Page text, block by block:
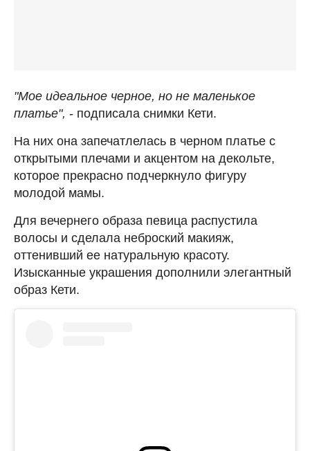
"Мое идеальное черное, но не маленькое
платье", - подписала снимки Кети.
На них она запечатлелась в черном платье с
открытыми плечами и акцентом на декольте,
которое прекрасно подчеркнуло фигуру
молодой мамы.
Для вечернего образа певица распустила
волосы и сделала неброский макияж,
оттенивший ее натуральную красоту.
Изысканные украшения дополнили элегантный
образ Кети.